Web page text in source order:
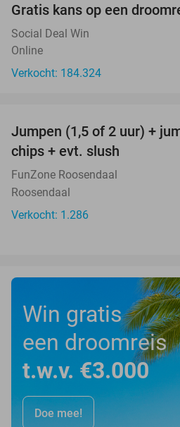
Gratis kans op een
Social Deal Win
Online
Verkocht: 184.324
Jumpen (1,5 of 2 uur) +
chips + evt. slush
FunZone Roosendaal
Roosendaal
Verkocht: 1.286
Win gratis
een droomreis
t.w.v. €3.000
Doe mee!